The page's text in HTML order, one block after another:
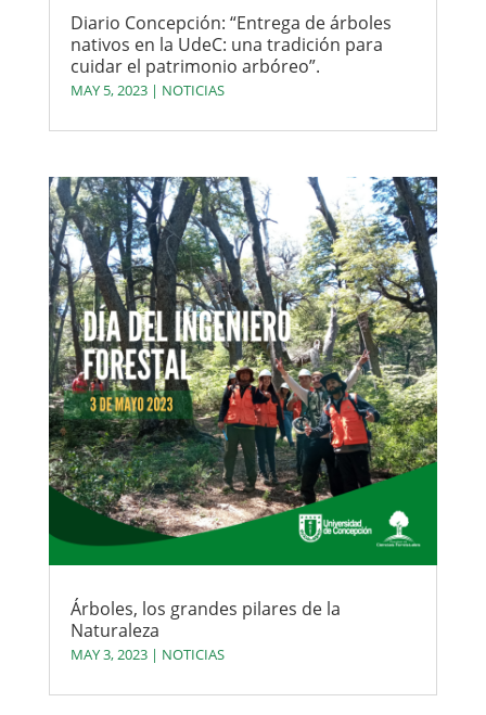
Diario Concepción: “Entrega de árboles
nativos en la UdeC: una tradición para
cuidar el patrimonio arbóreo”.
MAY 5, 2023| NOTICIAS
Árboles, los grandes pilares de la
Naturaleza
MAY 3, 2023| NOTICIAS